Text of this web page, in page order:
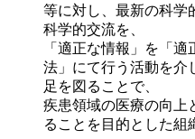
等に対し、最新の科学
科学的交流を、​
「適正な情報」を「
法」にて行う活動を介
足を図ることで、​
疾患領域の医療の向上
ることを目的とした組